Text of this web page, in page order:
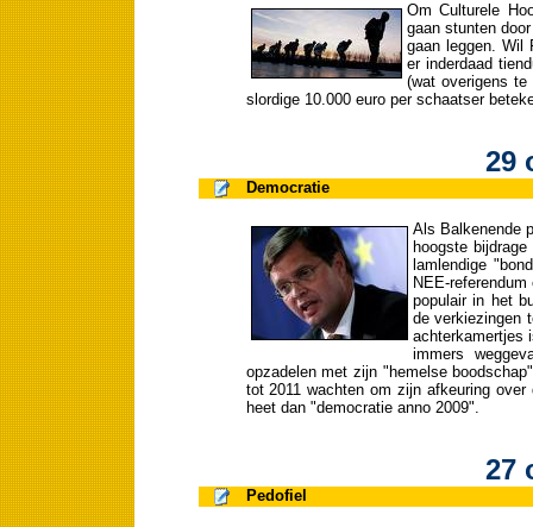
Om Culturele
gaan stunten
gaan leggen. Wil
er inderdaad
(wat overigens
slordige 10.000 euro per schaatser
29
Democratie
Als Balkenende
hoogste
lamlendige
NEE-
populair in het
de verkiezingen
achterkamertjes
immers
opzadelen met zijn "hemelse
tot 2011 wachten om zijn afkeuring
heet dan "democratie anno 2009".
27
Pedofiel